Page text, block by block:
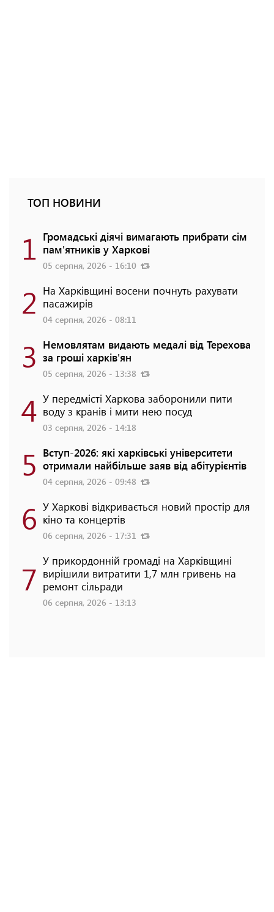
ТОП НОВИНИ
1 Громадські діячі вимагають прибрати сім
пам'ятників у Харкові
05 серпня, 2026 - 16:10
2 На Харківщині восени почнуть рахувати
пасажирів
04 серпня, 2026 - 08:11
3 Немовлятам видають медалі від Терехова
за гроші харків'ян
05 серпня, 2026 - 13:38
4 У передмісті Харкова заборонили пити
воду з кранів і мити нею посуд
03 серпня, 2026 - 14:18
5 Вступ-2026: які харківські університети
отримали найбільше заяв від абітурієнтів
04 серпня, 2026 - 09:48
6 У Харкові відкривається новий простір для
кіно та концертів
06 серпня, 2026 - 17:31
7 У прикордонній громаді на Харківщині
вирішили витратити 1,7 млн гривень на
ремонт сільради
06 серпня, 2026 - 13:13